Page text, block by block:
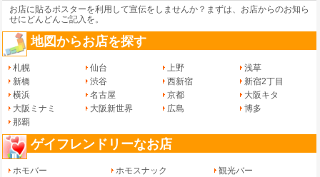
お店に貼るポスターを利用して宣伝をしませんか？まずは、 お店からのお知ら
せにどんどんご記入を。
地図からお店を探す
札幌 仙台 上野
浅草
新橋
渋谷 西新宿
新宿2丁目
横浜
名古屋 京都
大阪キタ
大阪ミナミ
大阪新世界 広島
博多
那覇
ゲイフレンドリーなお店
ホモバー ホモスナック
観光バー